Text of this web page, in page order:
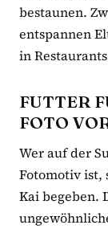
bestaunen.
entspannen
in
FUTTER
FOTO
Wer auf der
Fotomotiv ist,
Kai begeben.